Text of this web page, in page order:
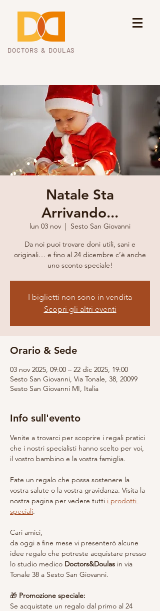
DOCTORS & DOULAS
Natale Sta
Arrivando...
lun 03 nov
  |
Sesto San Giovanni
Da noi puoi trovare doni utili, sani e
originali… e fino al 24 dicembre c’è anche
uno sconto speciale!
I biglietti non sono in vendita
Scopri gli altri eventi
Orario & Sede
03 nov 2025, 09:00 – 22 dic 2025, 19:00
Sesto San Giovanni, Via Tonale, 38, 20099
Sesto San Giovanni MI, Italia
Info sull'evento
Venite a trovarci per scoprire i regali pratici
che i nostri specialisti hanno scelto per voi,
il vostro bambino e la vostra famiglia.
Fate un regalo che possa sostenere la
vostra salute o la vostra gravidanza. Visita la
nostra pagina per vedere tutti i prodotti
speciali.
Cari amici,
da oggi a fine mese vi presenterò alcune
idee regalo che potreste acquistare presso
lo studio medico Doctors&Doulas in via
Tonale 38 a Sesto San Giovanni.
🎁 Promozione speciale:
Se acquistate un regalo dal primo al 24